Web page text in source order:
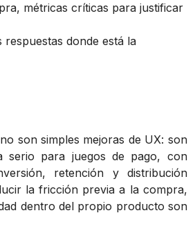
métricas críticas para justificar
donde está la
son simples mejoras de UX: son
serio para juegos de pago, con
retención y distribución
la fricción previa a la compra,
dentro del propio producto son